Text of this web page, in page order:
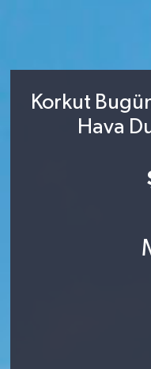
Korkut
Hava
Spor
Tüm Manşetler
Son Dakika